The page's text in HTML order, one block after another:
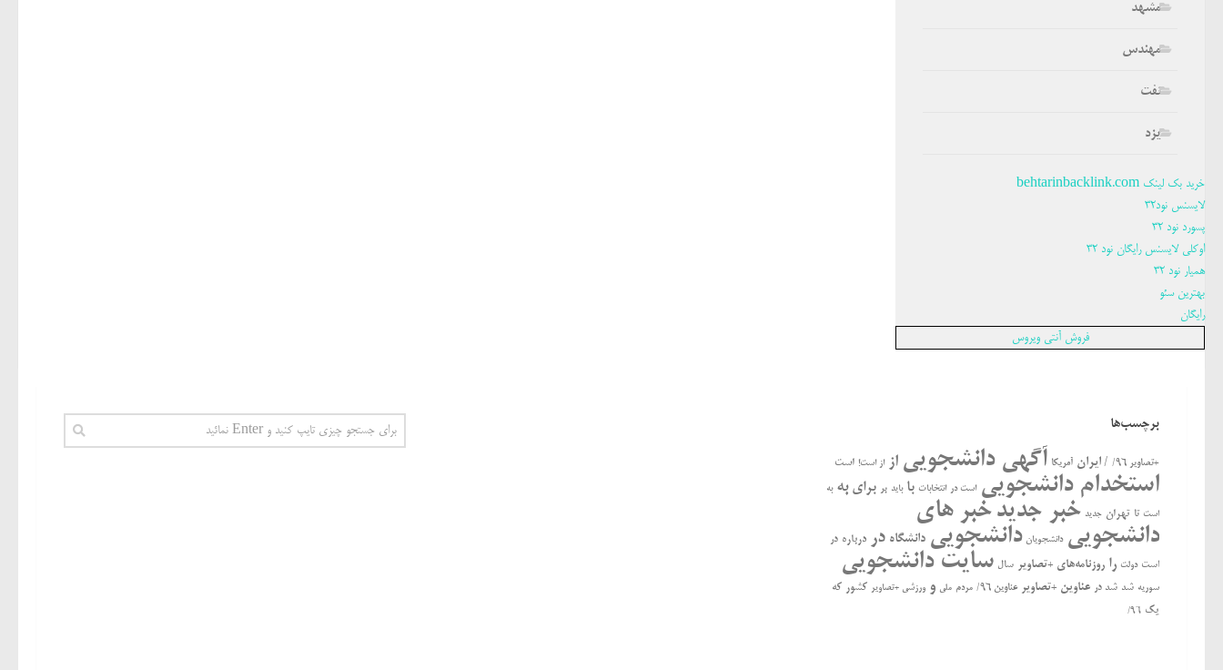
مشهد
مهندس
نفت
یزد
خرید بک لینک behtarinbacklink.com
لایسنس نود32
پسورد نود 32
اوکلی لایسنس رایگان نود 32
همیار نود 32
بهترین سئو
رایگان
فروش آنتی ویروس
برچسب‌ها
+تصاویر ۹۶/ / ایران آمریکا آگهی دانشجویی از از است! است
استخدام دانشجویی است در انتخابات با باید بر برای به به
است تا تهران جدید خبر جدید خبر های
دانشجویی دانشجویان دانشجویی دانشگاه در درباره در
ﺍﺳﺖ دولت را روزنامه‌های +تصاویر سال سایت دانشجویی
سوریه شد شد در عناوین +تصاویر عناوین ۹۶/ مردم ملی و ورزشی +تصاویر کشور که
یک ۹۶/